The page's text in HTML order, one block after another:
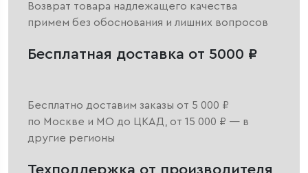
Возврат товара надлежащего качества
примем без обоснования и лишних вопросов
Бесплатная доставка от 5000 ₽
Бесплатно доставим заказы от 5 000 ₽
по Москве и МО до ЦКАД, от 15 000 ₽ — в
другие регионы
Техподдержка от производителя